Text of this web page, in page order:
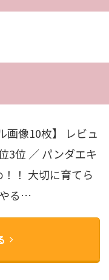
画像10枚】 レビュ
3位 ／ パンダエキ
！ 大切に育てら
る…